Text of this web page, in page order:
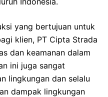
yang bertujuan untuk
klien, PT Cipta Strada
dan keamanan dalam
ini juga sangat
lingkungan dan selalu
dampak lingkungan